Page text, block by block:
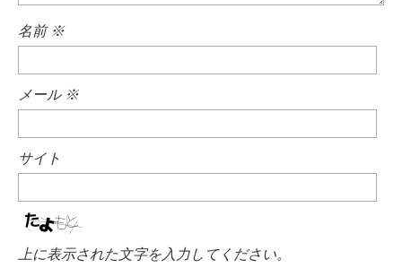
名前※
メール ※
サイト
上に表示された文字を入力してください。